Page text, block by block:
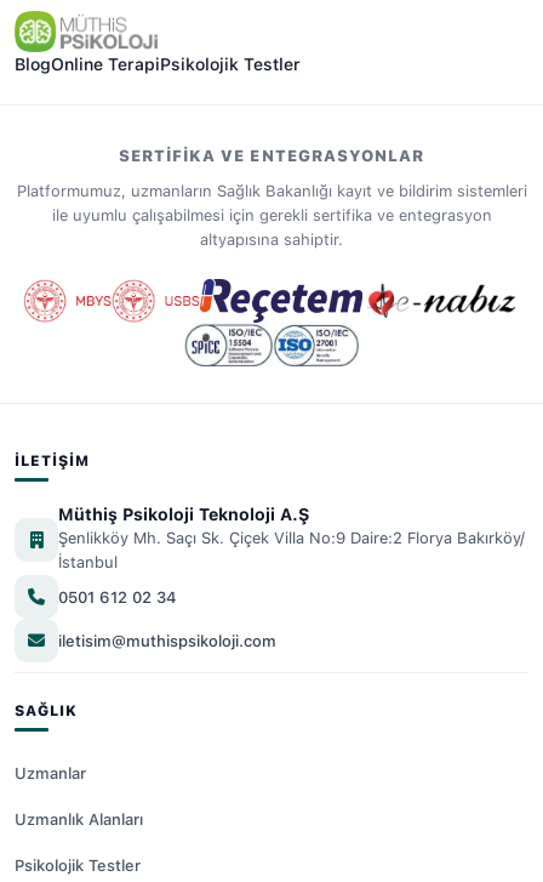
BlogOnline TerapiPsikolojik Testler
SERTIFIKA VE ENTEGRASYONLAR
Platformumuz, uzmanların Sağlık Bakanlığı kayıt ve bildirim sistemleri
ile uyumlu çalışabilmesi için gerekli sertifika ve entegrasyon
altyapısına sahiptir.
İLETIŞIM
Müthiş Psikoloji Teknoloji A.Ş
Şenlikköy Mh. Saçı Sk. Çiçek Villa No:9 Daire:2 Florya Bakırköy/
İstanbul
0501 612 02 34
iletisim@muthispsikoloji.com
SAĞLIK
Uzmanlar
Uzmanlık Alanları
Psikolojik Testler